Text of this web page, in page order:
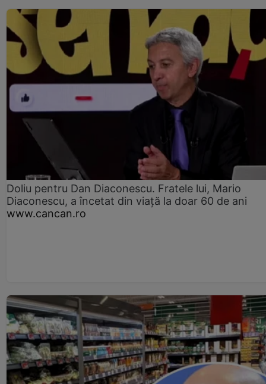
Doliu pentru Dan Diaconescu. Fratele lui, Mario
Diaconescu, a încetat din viață la doar 60 de ani
www.cancan.ro